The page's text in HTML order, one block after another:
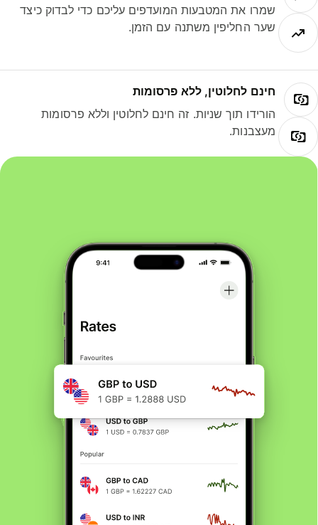
שמרו את המטבעות המועדפים עליכם כדי לבדוק כיצד
שער החליפין משתנה עם הזמן.
חינם לחלוטין, ללא פרסומות
הורידו תוך שניות. זה חינם לחלוטין וללא פרסומות
מעצבנות.